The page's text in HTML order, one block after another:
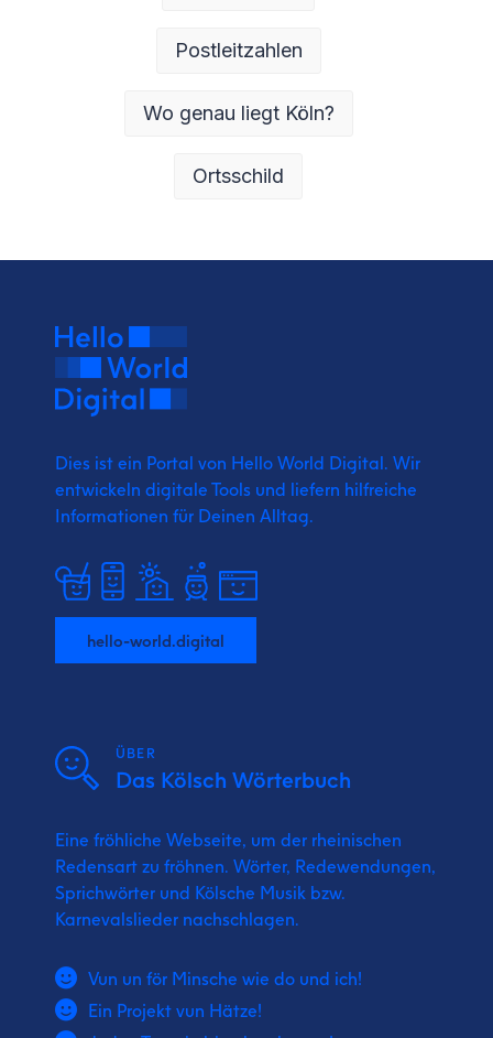
Postleitzahlen
Wo genau liegt Köln?
Ortsschild
Dies ist ein Portal von Hello World Digital. Wir
entwickeln digitale Tools und liefern hilfreiche
Informationen für Deinen Alltag.
hello-world.digital
ÜBER
Das Kölsch Wörterbuch
Eine fröhliche Webseite, um der rheinischen
Redensart zu fröhnen. Wörter, Redewendungen,
Sprichwörter und Kölsche Musik bzw.
Karnevalslieder nachschlagen.
Vun un för Minsche wie do und ich!
Ein Projekt vun Hätze!